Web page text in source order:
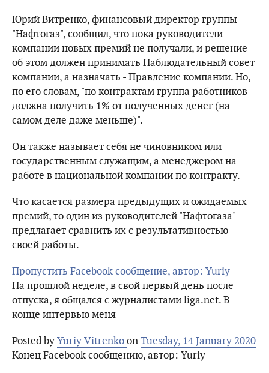
Юрий Витренко, финансовый директор группы
"Нафтогаз", сообщил, что пока руководители
компании новых премий не получали, и решение
об этом должен принимать Наблюдательный совет
компании, а назначать - Правление компании. Но,
по его словам, "по контрактам группа работников
должна получить 1% от полученных денег (на
самом деле даже меньше)".
Он также называет себя не чиновником или
государственным служащим, а менеджером на
работе в национальной компании по контракту.
Что касается размера предыдущих и ожидаемых
премий, то один из руководителей "Нафтогаза"
предлагает сравнить их с результативностью
своей работы.
Пропустить Facebook сообщение, автор: Yuriy
На прошлой неделе, в свой первый день после
отпуска, я общался с журналистами liga.net. В
конце интервью меня
Posted byYuriy VitrenkoonTuesday, 14 January 2020
Конец Facebook сообщению, автор: Yuriy